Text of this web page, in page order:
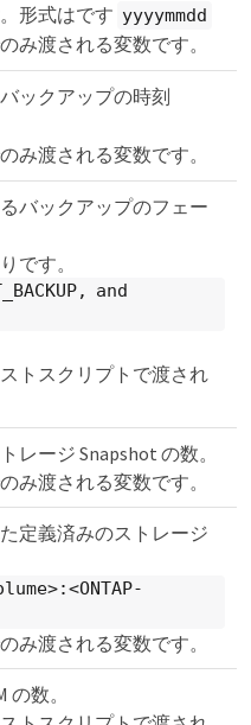
形式はです yyyymmdd
み渡される変数です。
ックアップの時刻
み渡される変数です。
バックアップのフェー
です。
and
トスクリプトで渡され
レージ Snapshot の数。
み渡される変数です。
定義済みのストレージ
み渡される変数です。
数。